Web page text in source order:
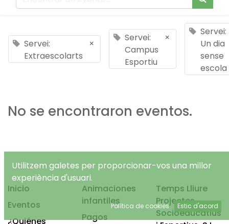
Servei:
Extraescolarts
×
Servei:
Campus
Esportiu
×
Servei:
Un dia
sense
escola
No se encontraron eventos.
Inicio
Eventos
¿Quiénes
Animaciones
infantiles
Pagos
Temps Lliure
Projectes
Socioeducatius
Utilitzem galetes per proporcionar-vos una millor
experiència d'usuari.
Política de cookies Estic d'acord